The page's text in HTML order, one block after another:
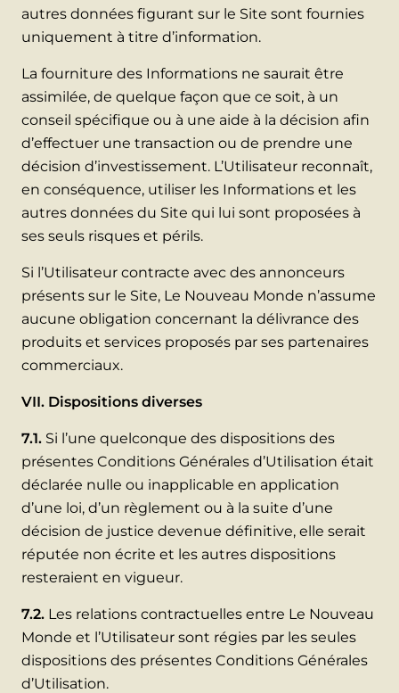
autres données figurant sur le Site sont fournies
uniquement à titre d’information.
La fourniture des Informations ne saurait être
assimilée, de quelque façon que ce soit, à un
conseil spécifique ou à une aide à la décision afin
d’effectuer une transaction ou de prendre une
décision d’investissement. L’Utilisateur reconnaît,
en conséquence, utiliser les Informations et les
autres données du Site qui lui sont proposées à
ses seuls risques et périls.
Si l’Utilisateur contracte avec des annonceurs
présents sur le Site, Le Nouveau Monde n’assume
aucune obligation concernant la délivrance des
produits et services proposés par ses partenaires
commerciaux.
VII. Dispositions diverses
7.1. Si l’une quelconque des dispositions des
présentes Conditions Générales d’Utilisation était
déclarée nulle ou inapplicable en application
d’une loi, d’un règlement ou à la suite d’une
décision de justice devenue définitive, elle serait
réputée non écrite et les autres dispositions
resteraient en vigueur.
7.2. Les relations contractuelles entre Le Nouveau
Monde et l’Utilisateur sont régies par les seules
dispositions des présentes Conditions Générales
d’Utilisation.